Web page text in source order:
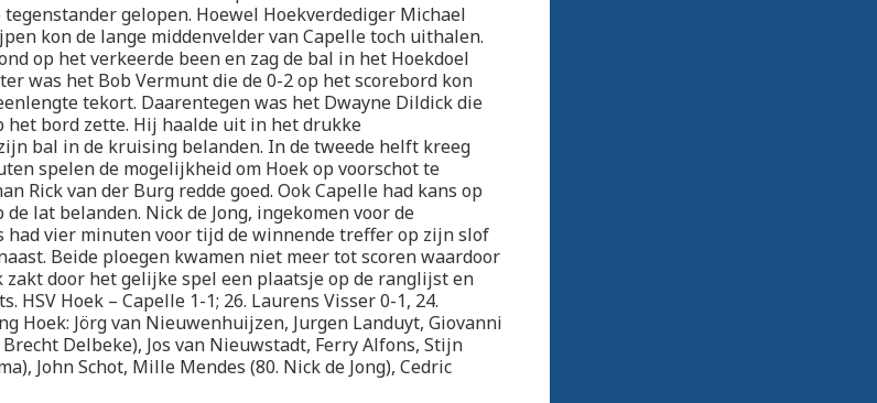
gelopen. Hoewel Hoekverdediger Michael
kon de lange middenvelder van Capelle toch uithalen.
op het verkeerde been en zag de bal in het Hoekdoel
was het Bob Vermunt die de 0-2 op het scorebord kon
tekort. Daarentegen was het Dwayne Dildick die
het bord zette. Hij haalde uit in het drukke
bal in de kruising belanden. In de tweede helft kreeg
spelen de mogelijkheid om Hoek op voorschot te
Rick van der Burg redde goed. Ook Capelle had kans op
lat belanden. Nick de Jong, ingekomen voor de
had vier minuten voor tijd de winnende treffer op zijn slof
Beide ploegen kwamen niet meer tot scoren waardoor
zakt door het gelijke spel een plaatsje op de ranglijst en
HSV Hoek – Capelle 1-1; 26. Laurens Visser 0-1, 24.
Hoek: Jörg van Nieuwenhuijzen, Jurgen Landuyt, Giovanni
Delbeke), Jos van Nieuwstadt, Ferry Alfons, Stijn
John Schot, Mille Mendes (80. Nick de Jong), Cedric